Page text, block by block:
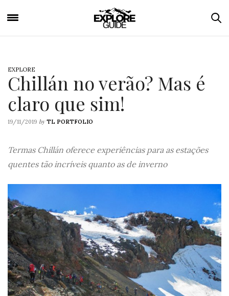
EXPLORE
Chillán no verão? Mas é
claro que sim!
19/11/2019 by TL PORTFOLIO
Termas Chillán oferece experiências para as estações
quentes tão incríveis quanto as de inverno